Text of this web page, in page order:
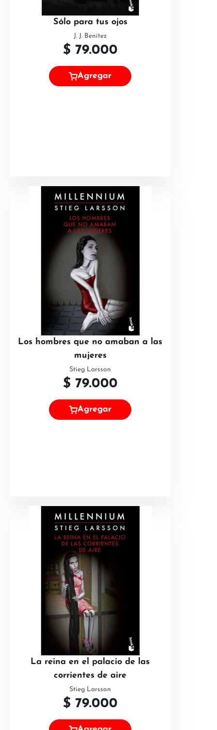
Sólo para tus ojos
J. J. Benítez
$ 79.000
Agregar
Los hombres que no amaban a las
mujeres
Stieg Larsson
$ 79.000
Agregar
La reina en el palacio de las
corrientes de aire
Stieg Larsson
$ 79.000